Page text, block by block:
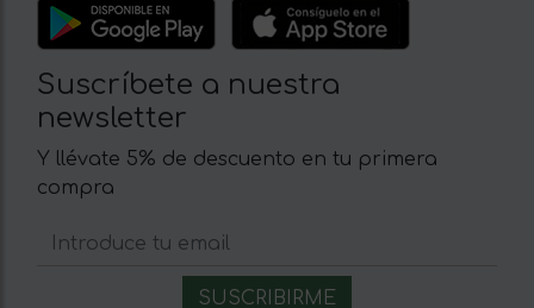
Suscríbete a nuestra
newsletter
Y llévate 5% de descuento en tu primera
compra